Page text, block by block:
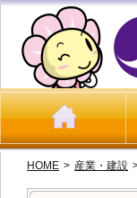
HOME > 産業・建設